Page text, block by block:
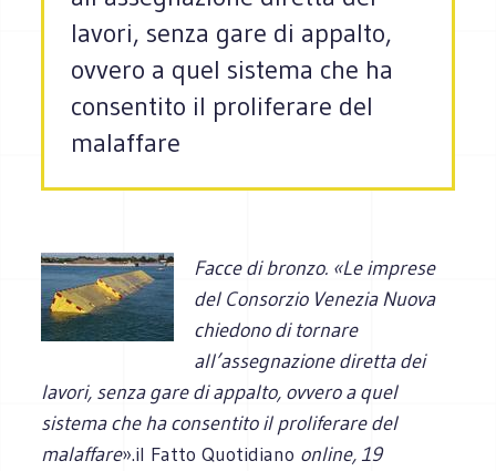
lavori, senza gare di appalto,
ovvero a quel sistema che ha
consentito il proliferare del
malaffare
Facce di bronzo. «Le imprese
del Consorzio Venezia Nuova
chiedono di tornare
all’assegnazione diretta dei
lavori, senza gare di appalto, ovvero a quel
sistema che ha consentito il proliferare del
malaffare».il Fatto Quotidiano online, 19